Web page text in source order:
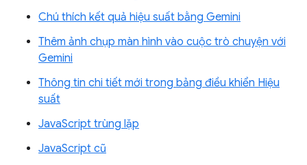
Chú thích kết quả hiệu suất bằng Gemini
Thêm ảnh chụp màn hình vào cuộc trò chuyện với
Gemini
Thông tin chi tiết mới trong bảng điều khiển Hiệu
suất
JavaScript trùng lặp
JavaScript cũ